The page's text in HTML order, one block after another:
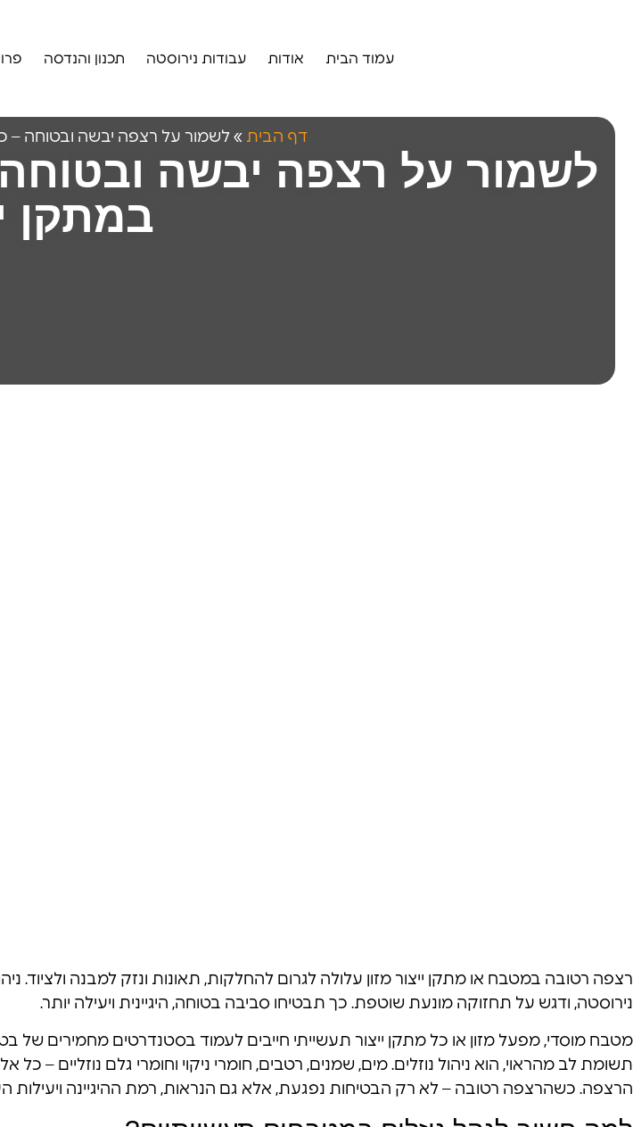
עמוד הבית אודות עבודות נירוסטה תכנון והנדסה
דף הבית »לשמור על רצפה יבשה ובטוחה –
לשמור על רצפה יבשה ובטוחה
במתקן
רצפה רטובה במטבח או מתקן ייצור מזון עלולה לגרום להחלקות, תאונות ונזק למבנה ולציוד.
נירוסטה, ודגש על תחזוקה מונעת שוטפת. כך תבטיחו סביבה בטוחה, היגיינית ויעילה יותר.
מטבח מוסדי, מפעל מזון או כל מתקן ייצור תעשייתי חייבים לעמוד בסטנדרטים מחמירים של
תשומת לב מהראוי, הוא ניהול נוזלים. מים, שמנים, רטבים, חומרי ניקוי וחומרי גלם נוזליים –
הרצפה. כשהרצפה רטובה – לא רק הבטיחות נפגעת, אלא גם הנראות, רמת ההיגיינה ויעילות